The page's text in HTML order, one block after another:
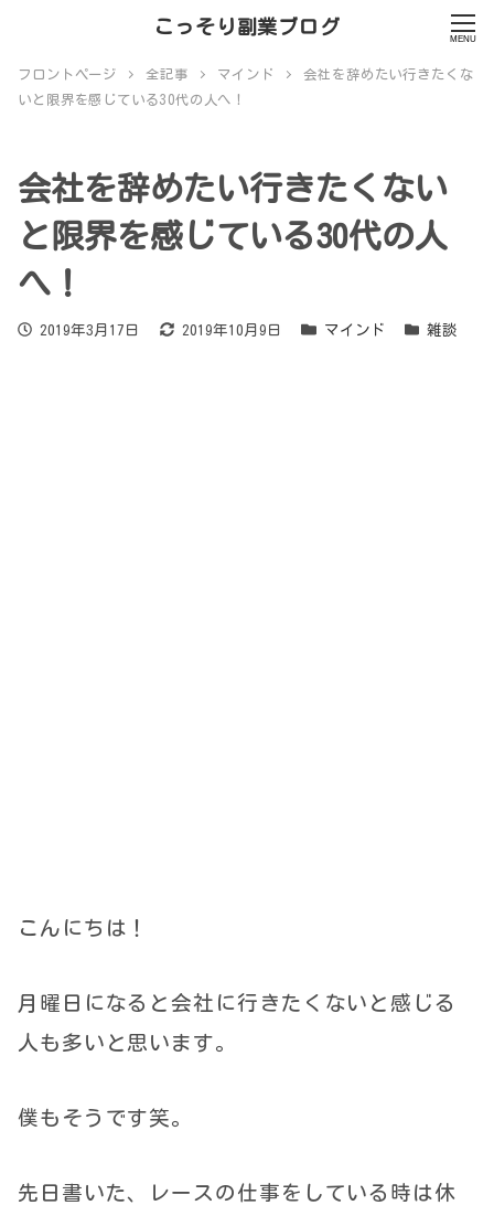
こっそり副業ブログ
MENU
フロントページ 全記事 マインド
会社を辞めたい行きたくな
いと限界を感じている30代の人へ！
会社を辞めたい行きたくない
と限界を感じている30代の人
へ！
投稿日
2019年3月17日 更新日
2019年10月9日 カテゴリー
マインド カテゴリー
雑談
こんにちは！
月曜日になると会社に行きたくないと感じる
人も多いと思います。
僕もそうです笑。
先日書いた、レースの仕事をしている時は休